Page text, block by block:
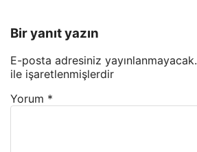
Bir yanıt yazın
E-posta adresiniz yayınlanmayacak.
ile işaretlenmişlerdir
Yorum *